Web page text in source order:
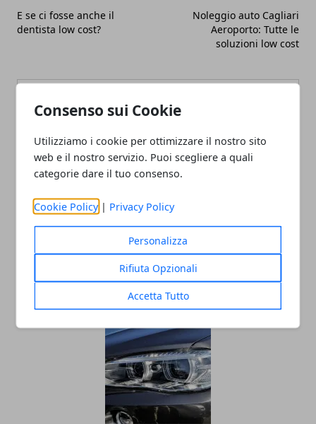
Consenso sui Cookie
Utilizziamo i cookie per ottimizzare il nostro sito
web e il nostro servizio. Puoi scegliere a quali
categorie dare il tuo consenso.
Cookie Policy | Privacy Policy
Personalizza
Rifiuta Opzionali
Accetta Tutto
E se ci fosse anche il
dentista low cost?
Noleggio auto Cagliari
Aeroporto: Tutte le
soluzioni low cost
Redazione